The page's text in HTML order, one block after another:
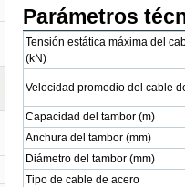
Parámetros
Tensión estática máxima del
(kN)
Velocidad promedio del cable
Capacidad del tambor (m)
Anchura del tambor (mm)
Diámetro del tambor (mm)
Tipo de cable de acero